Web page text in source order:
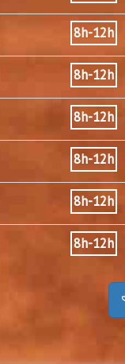
8h-12h
8h-12h
8h-12h
8h-12h
8h-12h
8h-12h